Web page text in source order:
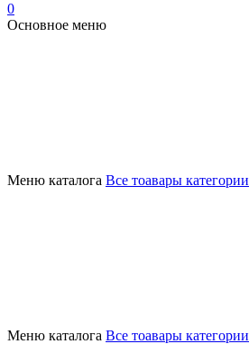
0
Основное меню
Меню каталога Все тоавары категории
Меню каталога Все тоавары категории